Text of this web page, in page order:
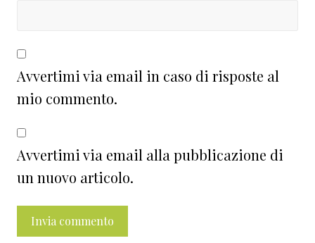
Avvertimi via email in caso di risposte al
mio commento.
Avvertimi via email alla pubblicazione di
un nuovo articolo.